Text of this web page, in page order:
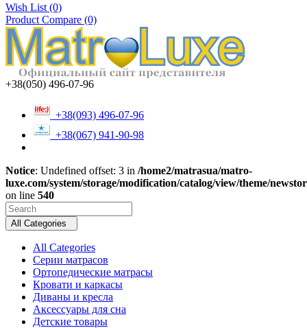
Wish List (0)
Product Compare (0)
+38(050) 496-07-96
+38(093) 496-07-96
+38(067) 941-90-98
Notice: Undefined offset: 3 in /home2/matrasua/matro-
luxe.com/system/storage/modification/catalog/view/theme/
on line 540
All Categories
All Categories
Серии матрасов
Ортопедические матрасы
Кровати и каркасы
Диваны и кресла
Аксессуары для сна
Детские товары